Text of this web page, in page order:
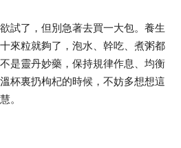
試了，但別急著去買一大包。養生
來粒就夠了，泡水、幹吃、煮粥都
是靈丹妙藥，保持規律作息、均衡
杯裏扔枸杞的時候，不妨多想想這
。